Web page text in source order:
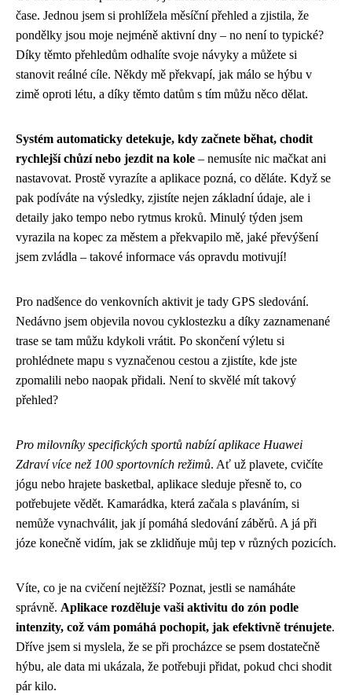
čase. Jednou jsem si prohlížela měsíční přehled a zjistila, že
pondělky jsou moje nejméně aktivní dny – no není to typické?
Díky těmto přehledům odhalíte svoje návyky a můžete si
stanovit reálné cíle. Někdy mě překvapí, jak málo se hýbu v
zimě oproti létu, a díky těmto datům s tím můžu něco dělat.
Systém automaticky detekuje, kdy začnete běhat, chodit
rychlejší chůzí nebo jezdit na kole – nemusíte nic mačkat ani
nastavovat. Prostě vyrazíte a aplikace pozná, co děláte. Když se
pak podíváte na výsledky, zjistíte nejen základní údaje, ale i
detaily jako tempo nebo rytmus kroků. Minulý týden jsem
vyrazila na kopec za městem a překvapilo mě, jaké převýšení
jsem zvládla – takové informace vás opravdu motivují!
Pro nadšence do venkovních aktivit je tady GPS sledování.
Nedávno jsem objevila novou cyklostezku a díky zaznamenané
trase se tam můžu kdykoli vrátit. Po skončení výletu si
prohlédnete mapu s vyznačenou cestou a zjistíte, kde jste
zpomalili nebo naopak přidali. Není to skvělé mít takový
přehled?
Pro milovníky specifických sportů nabízí aplikace Huawei
Zdraví více než 100 sportovních režimů. Ať už plavete, cvičíte
jógu nebo hrajete basketbal, aplikace sleduje přesně to, co
potřebujete vědět. Kamarádka, která začala s plaváním, si
nemůže vynachválit, jak jí pomáhá sledování záběrů. A já při
józe konečně vidím, jak se zklidňuje můj tep v různých pozicích.
Víte, co je na cvičení nejtěžší? Poznat, jestli se namáháte
správně. Aplikace rozděluje vaši aktivitu do zón podle
intenzity, což vám pomáhá pochopit, jak efektivně trénujete.
Dříve jsem si myslela, že se při procházce se psem dostatečně
hýbu, ale data mi ukázala, že potřebuji přidat, pokud chci shodit
pár kilo.